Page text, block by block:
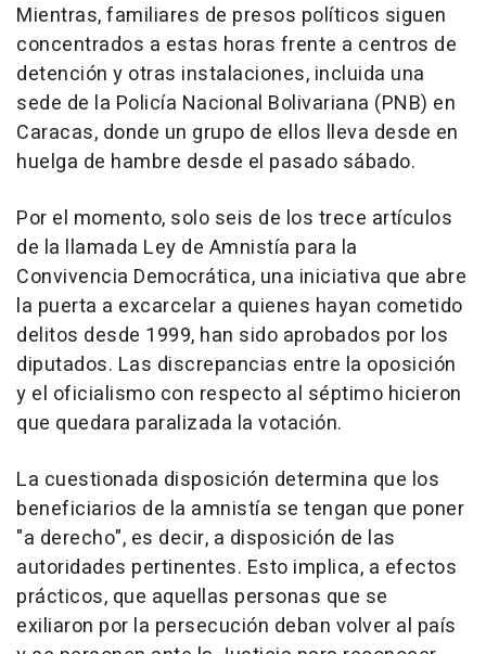
Mientras, familiares de presos políticos siguen
concentrados a estas horas frente a centros de
detención y otras instalaciones, incluida una
sede de la Policía Nacional Bolivariana (PNB) en
Caracas, donde un grupo de ellos lleva desde en
huelga de hambre desde el pasado sábado.
Por el momento, solo seis de los trece artículos
de la llamada Ley de Amnistía para la
Convivencia Democrática, una iniciativa que abre
la puerta a excarcelar a quienes hayan cometido
delitos desde 1999, han sido aprobados por los
diputados. Las discrepancias entre la oposición
y el oficialismo con respecto al séptimo hicieron
que quedara paralizada la votación.
La cuestionada disposición determina que los
beneficiarios de la amnistía se tengan que poner
"a derecho", es decir, a disposición de las
autoridades pertinentes. Esto implica, a efectos
prácticos, que aquellas personas que se
exiliaron por la persecución deban volver al país